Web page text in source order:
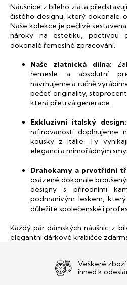
p
r
v
k
y
p
i
s
í
Náušnice z bílého zlata
čistého designu, který dokonale
Naše kolekce je pečlivě
nároky na estetiku, poctivou
dokonalé řemeslné zpracování.
Naše zlatnická dílna:
řemesle a absolutní
navrhujeme a ručně
pečeť originality,
která přetrvá generace.
Exkluzivní italský design:
rafinovanosti doplňujeme
kousky z Itálie. Ty
elegancí a mimořádným
Drahokamy a prvotřídní
osázené dokonale
designy s přírodními
podmanivým leskem,
důležité společenské i
Každý pár dámských náušnic z
elegantní dárkové krabičce
Veškeré
ihned k